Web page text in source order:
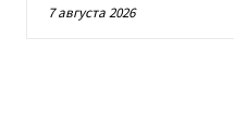
7 августа 2026